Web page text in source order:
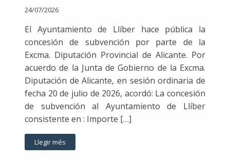
24/07/2026
El Ayuntamiento de Llíber hace pública la
concesión de subvención por parte de la
Excma. Diputación Provincial de Alicante. Por
acuerdo de la Junta de Gobierno de la Excma.
Diputación de Alicante, en sesión ordinaria de
fecha 20 de julio de 2026, acordó: La concesión
de subvención al Ayuntamiento de Llíber
consistente en : Importe […]
Llegir més